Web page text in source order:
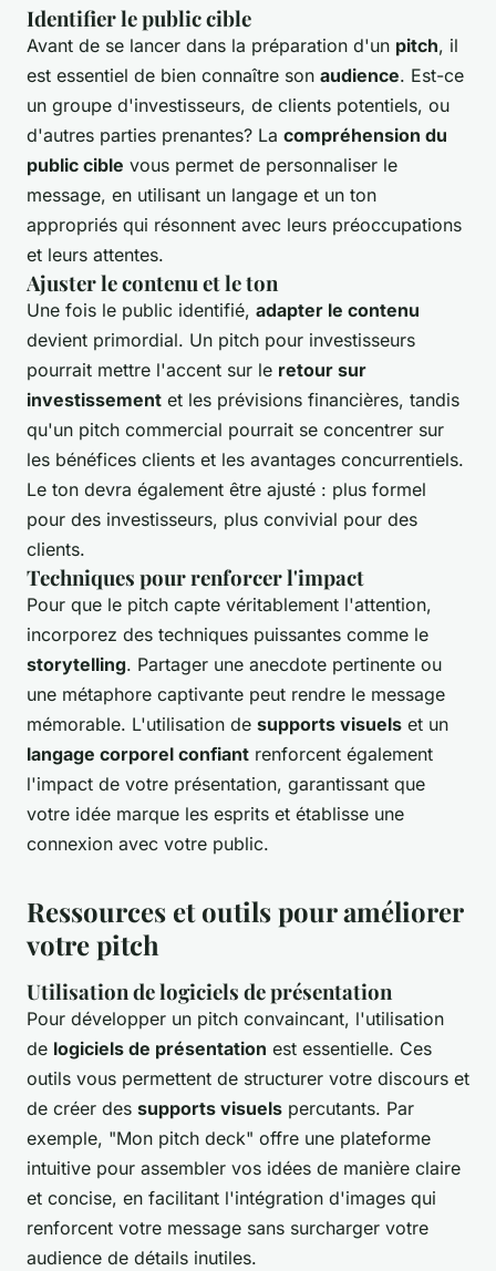
Identifier le public cible
Avant de se lancer dans la préparation d'un pitch, il
est essentiel de bien connaître son audience. Est-ce
un groupe d'investisseurs, de clients potentiels, ou
d'autres parties prenantes? La compréhension du
public cible vous permet de personnaliser le
message, en utilisant un langage et un ton
appropriés qui résonnent avec leurs préoccupations
et leurs attentes.
Ajuster le contenu et le ton
Une fois le public identifié, adapter le contenu
devient primordial. Un pitch pour investisseurs
pourrait mettre l'accent sur le retour sur
investissement et les prévisions financières, tandis
qu'un pitch commercial pourrait se concentrer sur
les bénéfices clients et les avantages concurrentiels.
Le ton devra également être ajusté : plus formel
pour des investisseurs, plus convivial pour des
clients.
Techniques pour renforcer l'impact
Pour que le pitch capte véritablement l'attention,
incorporez des techniques puissantes comme le
storytelling. Partager une anecdote pertinente ou
une métaphore captivante peut rendre le message
mémorable. L'utilisation de supports visuels et un
langage corporel confiant renforcent également
l'impact de votre présentation, garantissant que
votre idée marque les esprits et établisse une
connexion avec votre public.
Ressources et outils pour améliorer
votre pitch
Utilisation de logiciels de présentation
Pour développer un pitch convaincant, l'utilisation
de logiciels de présentation est essentielle. Ces
outils vous permettent de structurer votre discours et
de créer des supports visuels percutants. Par
exemple, "Mon pitch deck" offre une plateforme
intuitive pour assembler vos idées de manière claire
et concise, en facilitant l'intégration d'images qui
renforcent votre message sans surcharger votre
audience de détails inutiles.